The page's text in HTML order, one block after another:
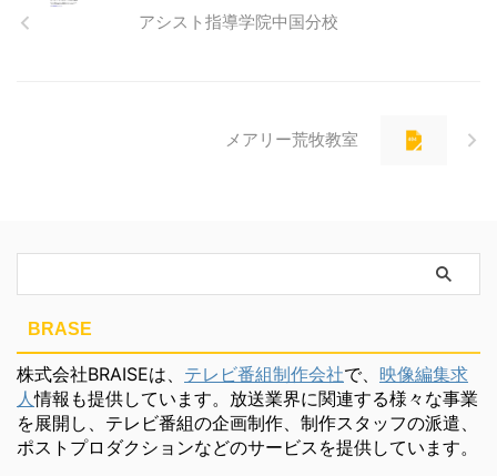
アシスト指導学院中国分校
メアリー荒牧教室
BRASE
株式会社BRAISEは、 テレビ番組制作会社で、 映像編集求
人情報も提供しています。放送業界に関連する様々な事業
を展開し、テレビ番組の企画制作、制作スタッフの派遣、
ポストプロダクションなどのサービスを提供しています。